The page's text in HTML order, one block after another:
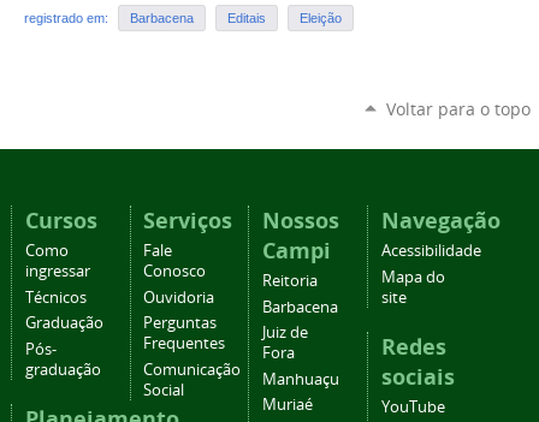
registrado em: Barbacena Editais Eleição
Voltar para o topo
Cursos
Como
ingressar
Técnicos
Graduação
Pós-
graduação
Serviços
Fale
Conosco
Ouvidoria
Perguntas
Frequentes
Comunicação
Social
Nossos
Campi
Reitoria
Barbacena
Juiz de
Fora
Manhuaçu
Muriaé
Navegação
Acessibilidade
Mapa do
site
Redes
sociais
YouTube